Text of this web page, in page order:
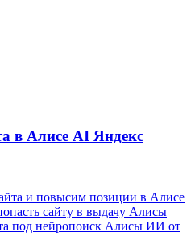
в Алисе AI Яндекс
и повысим позиции в Алисе
сайту в выдачу Алисы
под нейропоиск Алисы ИИ от